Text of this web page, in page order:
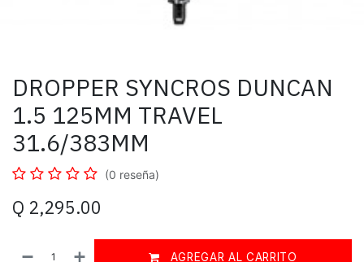
DROPPER SYNCROS DUNCAN
1.5 125MM TRAVEL
31.6/383MM
(0 reseña)
Q 2,295.00
AGREGAR AL CARRITO